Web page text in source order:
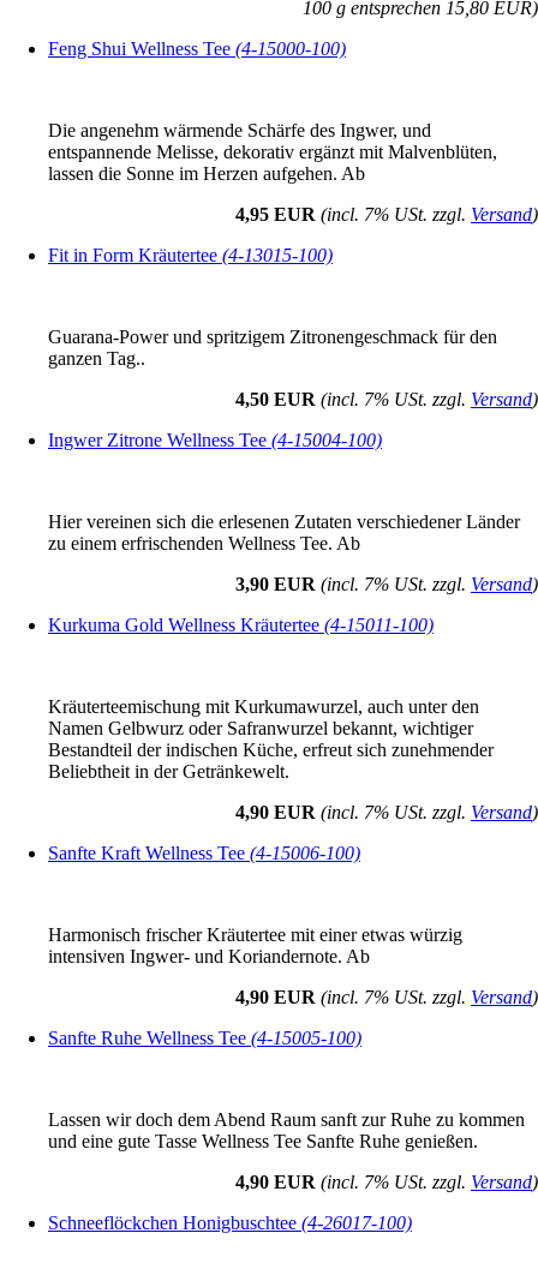
100 g entsprechen 15,80 EUR)
Feng Shui Wellness Tee (4-15000-100)
Die angenehm wärmende Schärfe des Ingwer, und
entspannende Melisse, dekorativ ergänzt mit Malvenblüten,
lassen die Sonne im Herzen aufgehen. Ab
4,95 EUR (incl. 7% USt. zzgl. Versand)
Fit in Form Kräutertee (4-13015-100)
Guarana-Power und spritzigem Zitronengeschmack für den
ganzen Tag..
4,50 EUR (incl. 7% USt. zzgl. Versand)
Ingwer Zitrone Wellness Tee (4-15004-100)
Hier vereinen sich die erlesenen Zutaten verschiedener Länder
zu einem erfrischenden Wellness Tee. Ab
3,90 EUR (incl. 7% USt. zzgl. Versand)
Kurkuma Gold Wellness Kräutertee (4-15011-100)
Kräuterteemischung mit Kurkumawurzel, auch unter den
Namen Gelbwurz oder Safranwurzel bekannt, wichtiger
Bestandteil der indischen Küche, erfreut sich zunehmender
Beliebtheit in der Getränkewelt.
4,90 EUR (incl. 7% USt. zzgl. Versand)
Sanfte Kraft Wellness Tee (4-15006-100)
Harmonisch frischer Kräutertee mit einer etwas würzig
intensiven Ingwer- und Koriandernote. Ab
4,90 EUR (incl. 7% USt. zzgl. Versand)
Sanfte Ruhe Wellness Tee (4-15005-100)
Lassen wir doch dem Abend Raum sanft zur Ruhe zu kommen
und eine gute Tasse Wellness Tee Sanfte Ruhe genießen.
4,90 EUR (incl. 7% USt. zzgl. Versand)
Schneeflöckchen Honigbuschtee (4-26017-100)